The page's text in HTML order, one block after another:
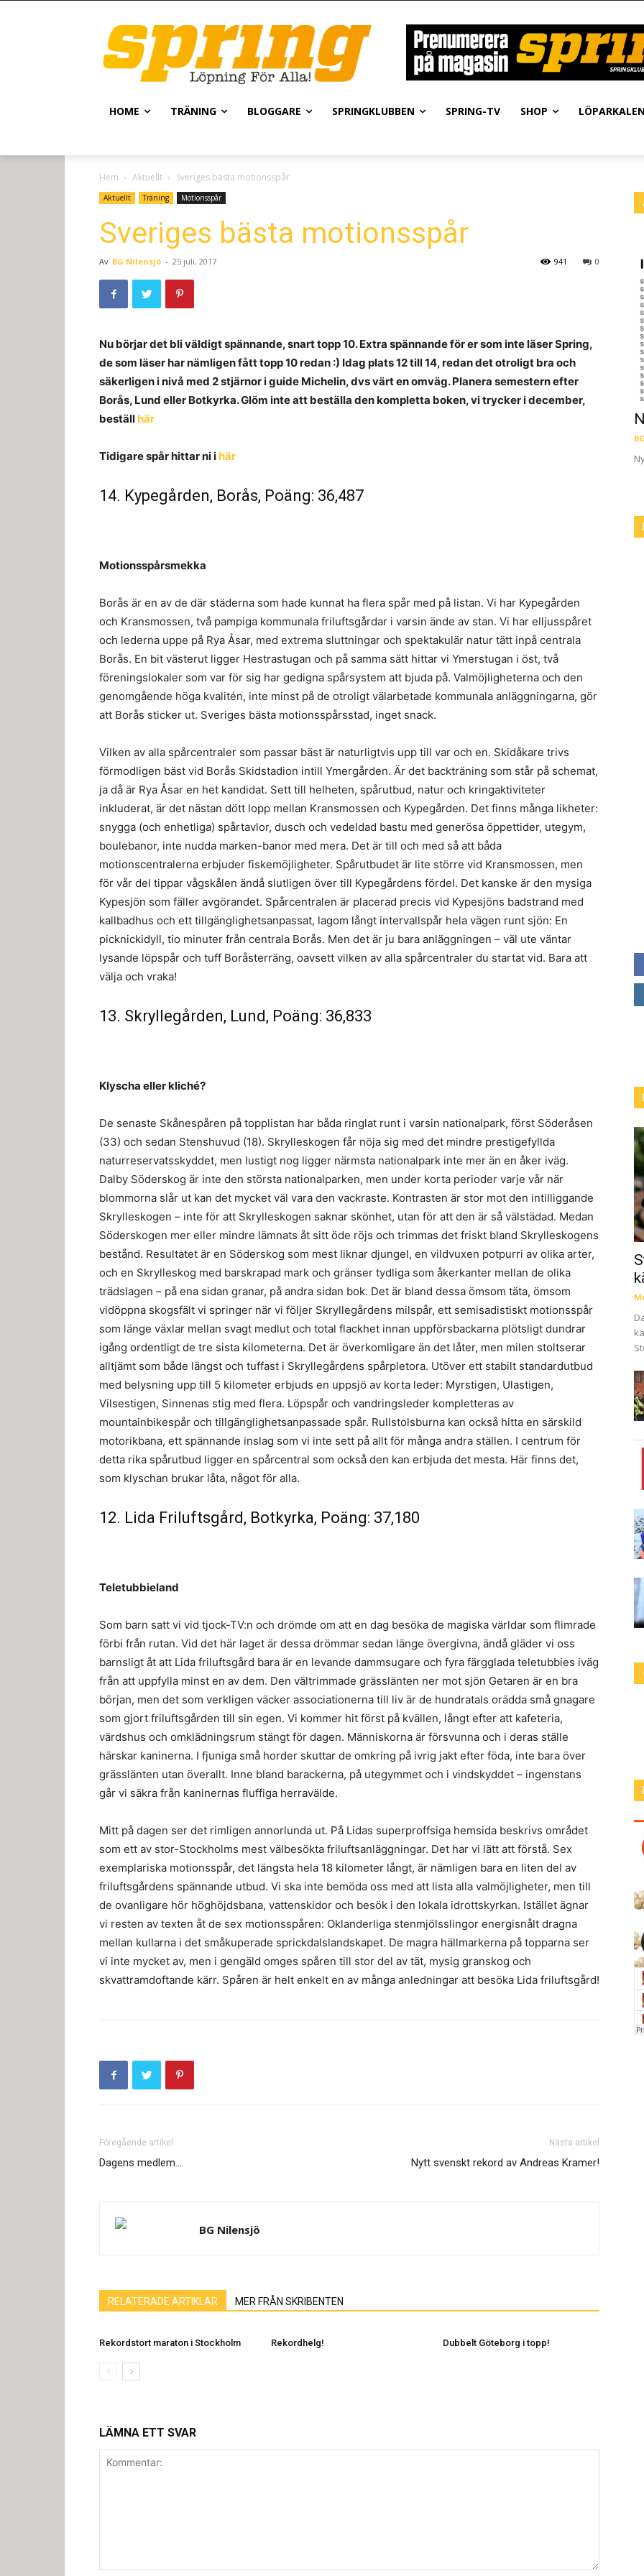
HOME TRÄNING BLOGGARE SPRINGKLUBBEN SPRING-TV SHOP
Hem Aktuellt Sveriges bästa motionsspår
Aktuellt Träning Motionsspår
Sveriges bästa motionsspår
Av BG Nilensjö - 25 juli, 2017 0
941
Nu börjar det bli väldigt spännande, snart topp 10. Extra spännande för er som inte läser Spring,
de som läser har nämligen fått topp 10 redan :) Idag plats 12 till 14, redan det otroligt bra och
säkerligen i nivå med 2 stjärnor i guide Michelin, dvs värt en omväg. Planera semestern efter
Borås, Lund eller Botkyrka. Glöm inte att beställa den kompletta boken, vi trycker i december,
beställ här
Tidigare spår hittar ni i här
14. Kypegården, Borås, Poäng: 36,487
Motionsspårsmekka
Borås är en av de där städerna som hade kunnat ha flera spår med på listan. Vi har Kypegården
och Kransmossen, två pampiga kommunala friluftsgårdar i varsin ände av stan. Vi har elljusspåret
och lederna uppe på Rya Åsar, med extrema sluttningar och spektakulär natur tätt inpå centrala
Borås. En bit västerut ligger Hestrastugan och på samma sätt hittar vi Ymerstugan i öst, två
föreningslokaler som var för sig har gedigna spårsystem att bjuda på. Valmöjligheterna och den
genomgående höga kvalitén, inte minst på de otroligt välarbetade kommunala anläggningarna, gör
att Borås sticker ut. Sveriges bästa motionsspårsstad, inget snack.
Vilken av alla spårcentraler som passar bäst är naturligtvis upp till var och en. Skidåkare trivs
förmodligen bäst vid Borås Skidstadion intill Ymergården. Är det backträning som står på schemat,
ja då är Rya Åsar en het kandidat. Sett till helheten, spårutbud, natur och kringaktiviteter
inkluderat, är det nästan dött lopp mellan Kransmossen och Kypegården. Det finns många likheter:
snygga (och enhetliga) spårtavlor, dusch och vedeldad bastu med generösa öppettider, utegym,
boulebanor, inte nudda marken-banor med mera. Det är till och med så att båda
motionscentralerna erbjuder fiskemöjligheter. Spårutbudet är lite större vid Kransmossen, men
för vår del tippar vågskålen ändå slutligen över till Kypegårdens fördel. Det kanske är den mysiga
Kypesjön som fäller avgörandet. Spårcentralen är placerad precis vid Kypesjöns badstrand med
kallbadhus och ett tillgänglighetsanpassat, lagom långt intervallspår hela vägen runt sjön: En
picknickidyll, tio minuter från centrala Borås. Men det är ju bara anläggningen – väl ute väntar
lysande löpspår och tuff Boråsterräng, oavsett vilken av alla spårcentraler du startat vid. Bara att
välja och vraka!
13. Skryllegården, Lund, Poäng: 36,833
Klyscha eller kliché?
De senaste Skånespåren på topplistan har båda ringlat runt i varsin nationalpark, först Söderåsen
(33) och sedan Stenshuvud (18). Skrylleskogen får nöja sig med det mindre prestigefyllda
naturreservatsskyddet, men lustigt nog ligger närmsta nationalpark inte mer än en åker iväg.
Dalby Söderskog är inte den största nationalparken, men under korta perioder varje vår när
blommorna slår ut kan det mycket väl vara den vackraste. Kontrasten är stor mot den intilliggande
Skrylleskogen – inte för att Skrylleskogen saknar skönhet, utan för att den är så välstädad. Medan
Söderskogen mer eller mindre lämnats åt sitt öde röjs och trimmas det friskt bland Skrylleskogens
bestånd. Resultatet är en Söderskog som mest liknar djungel, en vildvuxen potpurri av olika arter,
och en Skrylleskog med barskrapad mark och gränser tydliga som åkerkanter mellan de olika
trädslagen – på ena sidan granar, på andra sidan bok. Det är bland dessa ömsom täta, ömsom
vidöppna skogsfält vi springer när vi följer Skryllegårdens milspår, ett semisadistiskt motionsspår
som länge växlar mellan svagt medlut och total flackhet innan uppförsbackarna plötsligt dundrar
igång ordentligt de tre sista kilometerna. Det är överkomligare än det låter, men milen stoltserar
alltjämt som både längst och tuffast i Skryllegårdens spårpletora. Utöver ett stabilt standardutbud
med belysning upp till 5 kilometer erbjuds en uppsjö av korta leder: Myrstigen, Ulastigen,
Vilsestigen, Sinnenas stig med flera. Löpspår och vandringsleder kompletteras av
mountainbikespår och tillgänglighetsanpassade spår. Rullstolsburna kan också hitta en särskild
motorikbana, ett spännande inslag som vi inte sett på allt för många andra ställen. I centrum för
detta rika spårutbud ligger en spårcentral som också den kan erbjuda det mesta. Här finns det,
som klyschan brukar låta, något för alla.
12. Lida Friluftsgård, Botkyrka, Poäng: 37,180
Teletubbieland
Som barn satt vi vid tjock-TV:n och drömde om att en dag besöka de magiska världar som flimrade
förbi från rutan. Vid det här laget är dessa drömmar sedan länge övergivna, ändå gläder vi oss
barnsligt åt att Lida friluftsgård bara är en levande dammsugare och fyra färgglada teletubbies iväg
från att uppfylla minst en av dem. Den vältrimmade grässlänten ner mot sjön Getaren är en bra
början, men det som verkligen väcker associationerna till liv är de hundratals orädda små gnagare
som gjort friluftsgården till sin egen. Vi kommer hit först på kvällen, långt efter att kafeteria,
värdshus och omklädningsrum stängt för dagen. Människorna är försvunna och i deras ställe
härskar kaninerna. I fjuniga små horder skuttar de omkring på ivrig jakt efter föda, inte bara över
grässlänten utan överallt. Inne bland barackerna, på utegymmet och i vindskyddet – ingenstans
går vi säkra från kaninernas fluffiga herravälde.
Mitt på dagen ser det rimligen annorlunda ut. På Lidas superproffsiga hemsida beskrivs området
som ett av stor-Stockholms mest välbesökta friluftsanläggningar. Det har vi lätt att förstå. Sex
exemplariska motionsspår, det längsta hela 18 kilometer långt, är nämligen bara en liten del av
friluftsgårdens spännande utbud. Vi ska inte bemöda oss med att lista alla valmöjligheter, men till
de ovanligare hör höghöjdsbana, vattenskidor och besök i den lokala idrottskyrkan. Istället ägnar
vi resten av texten åt de sex motionsspåren: Oklanderliga stenmjölsslingor energisnålt dragna
mellan kullarna i det småkuperade sprickdalslandskapet. De magra hällmarkerna på topparna ser
vi inte mycket av, men i gengäld omges spåren till stor del av tät, mysig granskog och
skvattramdoftande kärr. Spåren är helt enkelt en av många anledningar att besöka Lida friluftsgård!
Föregående artikel
Dagens medlem…
Nästa artikel
Nytt svenskt rekord av Andreas Kramer!
BG Nilensjö
RELATERADE ARTIKLAR MER FRÅN SKRIBENTEN
Rekordstort maraton i Stockholm Rekordhelg! Dubbelt Göteborg i topp!
LÄMNA ETT SVAR